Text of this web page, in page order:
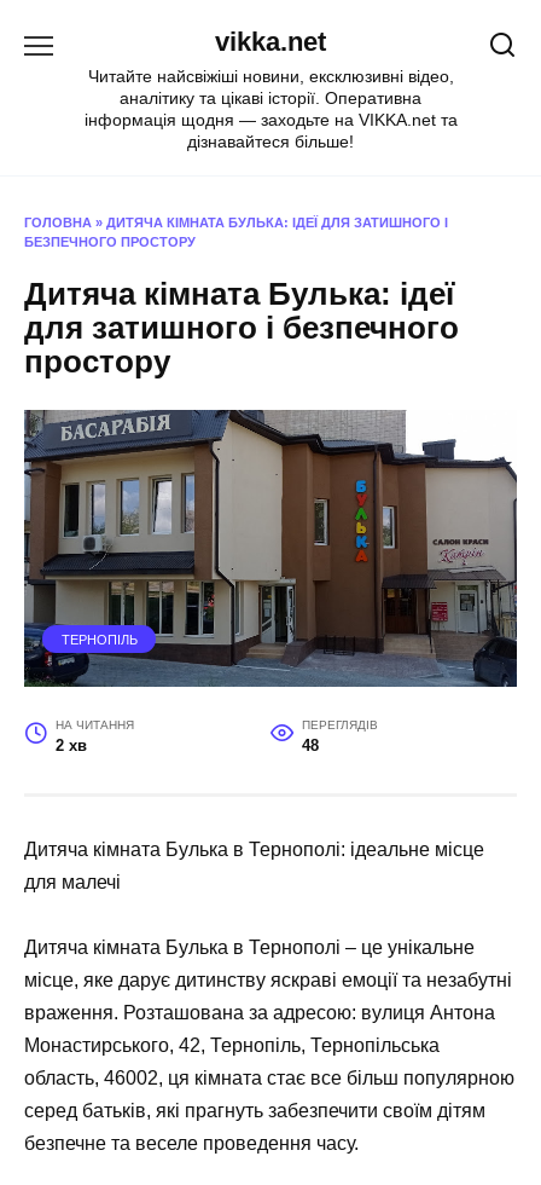
vikka.net
Читайте найсвіжіші новини, ексклюзивні відео,
аналітику та цікаві історії. Оперативна
інформація щодня — заходьте на VIKKA.net та
дізнавайтеся більше!
ГОЛОВНА » ДИТЯЧА КІМНАТА БУЛЬКА: ІДЕЇ ДЛЯ ЗАТИШНОГО І
БЕЗПЕЧНОГО ПРОСТОРУ
Дитяча кімната Булька: ідеї
для затишного і безпечного
простору
ТЕРНОПІЛЬ
НА ЧИТАННЯ
2 хв
ПЕРЕГЛЯДІВ
48
Дитяча кімната Булька в Тернополі: ідеальне місце
для малечі
Дитяча кімната Булька в Тернополі – це унікальне
місце, яке дарує дитинству яскраві емоції та незабутні
враження. Розташована за адресою: вулиця Антона
Монастирського, 42, Тернопіль, Тернопільська
область, 46002, ця кімната стає все більш популярною
серед батьків, які прагнуть забезпечити своїм дітям
безпечне та веселе проведення часу.